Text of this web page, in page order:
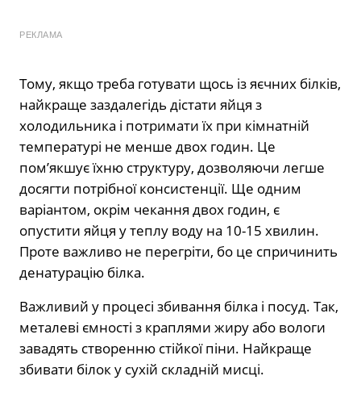
РЕКЛАМА
Тому, якщо треба готувати щось із яєчних білків,
найкраще заздалегідь дістати яйця з
холодильника і потримати їх при кімнатній
температурі не менше двох годин. Це
пом’якшує їхню структуру, дозволяючи легше
досягти потрібної консистенції. Ще одним
варіантом, окрім чекання двох годин, є
опустити яйця у теплу воду на 10-15 хвилин.
Проте важливо не перегріти, бо це спричинить
денатурацію білка.
Важливий у процесі збивання білка і посуд. Так,
металеві ємності з краплями жиру або вологи
завадять створенню стійкої піни. Найкраще
збивати білок у сухій складній мисці.